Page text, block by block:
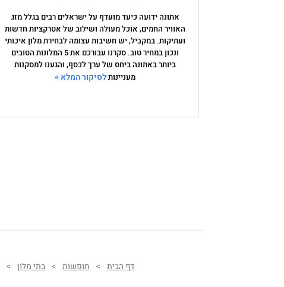
אתונה ידועה כיעד מועדף על ישראלים רבים בגלל מזג
האוויר החמים, אוכל מעולה ושילוב של אטרקציות חדשות
ועתיקות. במקביל, יש חשיבות עצומה לבחירת מלון איכותי
ונכון במחיר טוב. סקרנו עבורכם את 5 המלונות הטובים
ביותר באתונה ביחס של ערך לכסף, והגענו למסקנות
מעניינותלסיקור המלא »
דף הבית > חופשות > בתי מלון >